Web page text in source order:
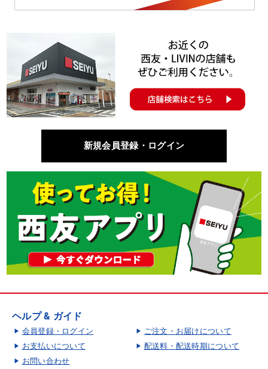
新規会員登録・ログイン
ヘルプ & ガイド
会員登録・ログイン
ご注文・お届けについて
お支払いについて
配送料・配送時期について
お問い合わせ